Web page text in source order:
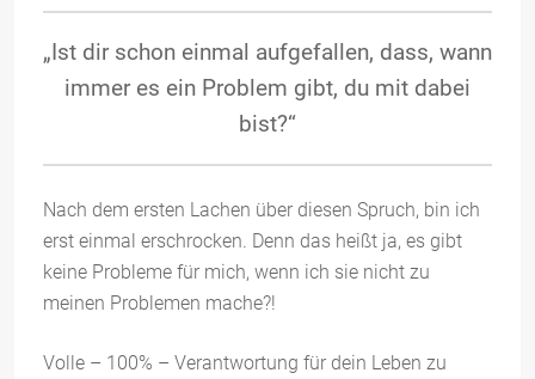
„Ist dir schon einmal aufgefallen, dass, wann
immer es ein Problem gibt, du mit dabei
bist?“
Nach dem ersten Lachen über diesen Spruch, bin ich
erst einmal erschrocken. Denn das heißt ja, es gibt
keine Probleme für mich, wenn ich sie nicht zu
meinen Problemen mache?!
Volle – 100% – Verantwortung für dein Leben zu